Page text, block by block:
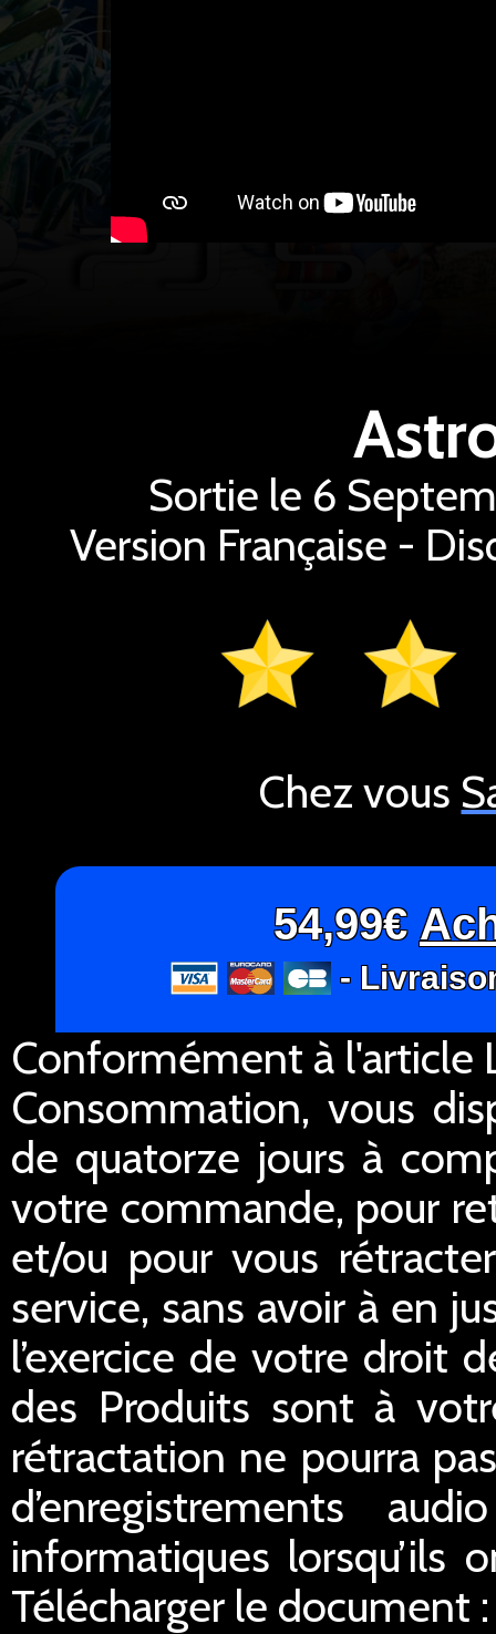
Sortie le 6
Version Française -
Chez vous
54,99€
-
Conformément à l'article
Consommation, vous
de quatorze jours à
votre commande, pour
et/ou pour vous
service, sans avoir à en
l’exercice de votre droit
des Produits sont à
rétractation ne pourra
d’enregistrements
informatiques lorsqu’ils
Télécharger le document